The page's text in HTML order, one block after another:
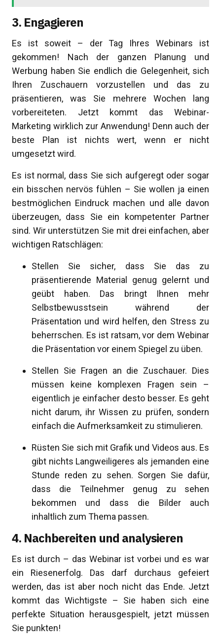
3. Engagieren
Es ist soweit – der Tag Ihres Webinars ist
gekommen! Nach der ganzen Planung und
Werbung haben Sie endlich die Gelegenheit, sich
Ihren Zuschauern vorzustellen und das zu
präsentieren, was Sie mehrere Wochen lang
vorbereiteten. Jetzt kommt das Webinar-
Marketing wirklich zur Anwendung! Denn auch der
beste Plan ist nichts wert, wenn er nicht
umgesetzt wird.
Es ist normal, dass Sie sich aufgeregt oder sogar
ein bisschen nervös fühlen – Sie wollen ja einen
bestmöglichen Eindruck machen und alle davon
überzeugen, dass Sie ein kompetenter Partner
sind. Wir unterstützen Sie mit drei einfachen, aber
wichtigen Ratschlägen:
Stellen Sie sicher, dass Sie das zu
präsentierende Material genug gelernt und
geübt haben. Das bringt Ihnen mehr
Selbstbewusstsein während der
Präsentation und wird helfen, den Stress zu
beherrschen. Es ist ratsam, vor dem Webinar
die Präsentation vor einem Spiegel zu üben.
Stellen Sie Fragen an die Zuschauer. Dies
müssen keine komplexen Fragen sein –
eigentlich je einfacher desto besser. Es geht
nicht darum, ihr Wissen zu prüfen, sondern
einfach die Aufmerksamkeit zu stimulieren.
Rüsten Sie sich mit Grafik und Videos aus. Es
gibt nichts Langweiligeres als jemanden eine
Stunde reden zu sehen. Sorgen Sie dafür,
dass die Teilnehmer genug zu sehen
bekommen und dass die Bilder auch
inhaltlich zum Thema passen.
4. Nachbereiten und analysieren
Es ist durch – das Webinar ist vorbei und es war
ein Riesenerfolg. Das darf durchaus gefeiert
werden, das ist aber noch nicht das Ende. Jetzt
kommt das Wichtigste – Sie haben sich eine
perfekte Situation herausgespielt, jetzt müssen
Sie punkten!